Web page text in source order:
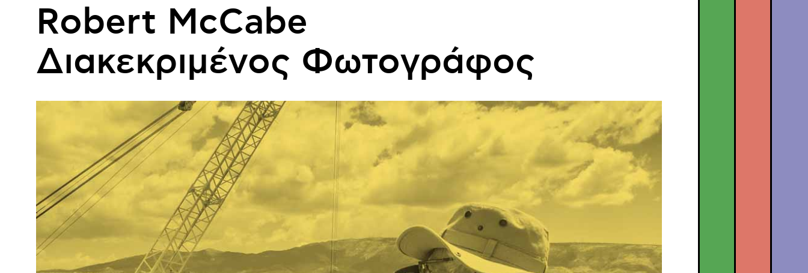
Robert McCabe
Διακεκριμένος Φωτογράφος